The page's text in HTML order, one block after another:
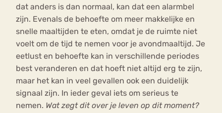
dat anders is dan normaal, kan dat een alarmbel
zijn. Evenals de behoefte om meer makkelijke en
snelle maaltijden te eten, omdat je de ruimte niet
voelt om de tijd te nemen voor je avondmaaltijd. Je
eetlust en behoefte kan in verschillende periodes
best veranderen en dat hoeft niet altijd erg te zijn,
maar het kan in veel gevallen ook een duidelijk
signaal zijn. In ieder geval iets om serieus te
nemen. Wat zegt dit over je leven op dit moment?